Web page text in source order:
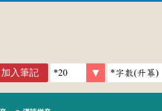
加入筆記